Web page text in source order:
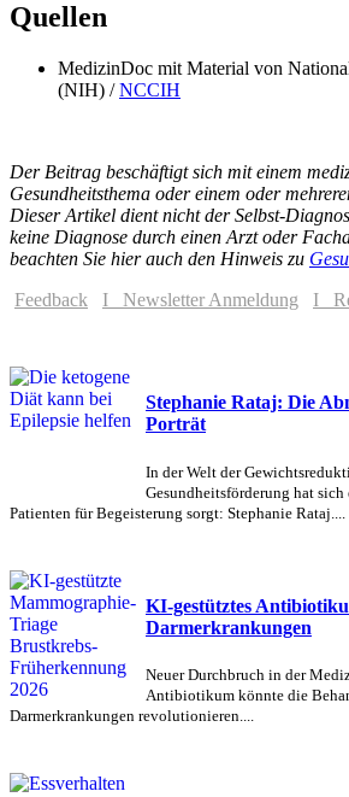
Quellen
MedizinDoc mit Material von
(NIH) /NCCIH
Der Beitrag beschäftigt sich mit einem
Gesundheitsthema oder einem oder
Dieser Artikel dient nicht der Selbst-
keine Diagnose durch einen Arzt oder
beachten Sie hier auch den Hinweis zu
Feedback
I Newsletter Anmeldung I
Stephanie Rataj: Die
Porträt
In der Welt der
Gesundheitsförderung hat
Patienten für Begeisterung sorgt: Stephanie Rataj....
KI-gestütztes
Darmerkrankungen
Neuer Durchbruch in der
Antibiotikum könnte die
Darmerkrankungen revolutionieren....